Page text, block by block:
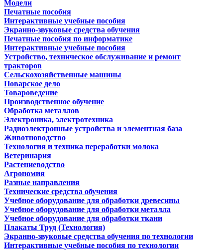
Модели
Печатные пособия
Интерактивные учебные пособия
Экранно-звуковые средства обучения
Печатные пособия по информатике
Интерактивные учебные пособия
Устройство, техническое обслуживание и ремонт
тракторов
Сельскохозяйственные машины
Поварское дело
Товароведение
Производственное обучение
Обработка металлов
Электроника, электротехника
Радиоэлектронные устройства и элементная база
Животноводство
Технология и техника переработки молока
Ветеринария
Растениеводство
Агрономия
Разные направления
Технические средства обучения
Учебное оборудование для обработки древесины
Учебное оборудование для обработки металла
Учебное оборудование для обработки ткани
Плакаты Труд (Технология)
Экранно-звуковые средства обучения по технологии
Интерактивные учебные пособия по технологии